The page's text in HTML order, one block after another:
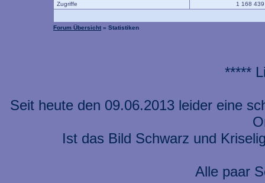
Zugriffe
1 168
Forum Übersicht » Statistiken
*****
Seit heute den 09.06.2013 leider eine
Ist das Bild Schwarz und
Alle paar